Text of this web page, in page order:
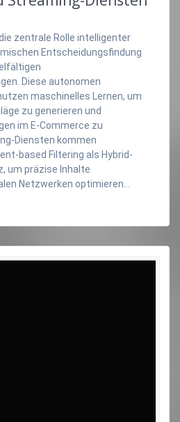
zentrale Rolle intelligenter
Entscheidungsfindung
Diese autonomen
maschinelles Lernen, um
zu generieren und
im E-Commerce zu
Diensten kommen
based Filtering als Hybrid-
um präzise Inhalte
Netzwerken optimieren…